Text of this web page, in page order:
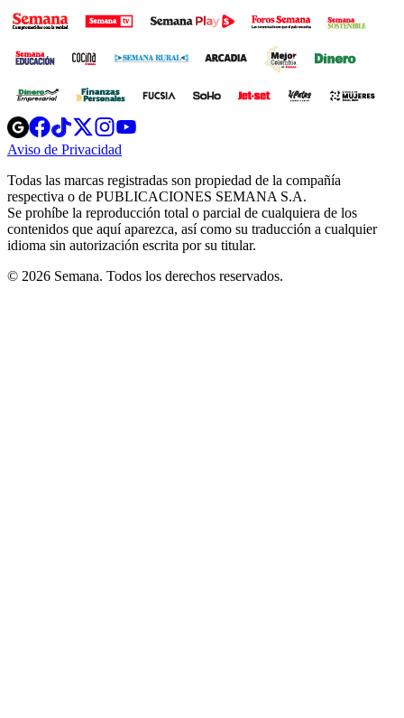
Opens
in
new
Opens
in
new
Opens
in
new
window
Opens
new
windowwindow
Aviso de Privacidad
new
window
Todas las marcas registradas son propiedad de la compañía
respectiva o de PUBLICACIONES SEMANA S.A.
Se prohíbe la reproducción total o parcial de cualquiera de los
contenidos que aquí aparezca, así como su traducción a cualquier
idioma sin autorización escrita por su titular.
© 2026 Semana. Todos los derechos reservados.